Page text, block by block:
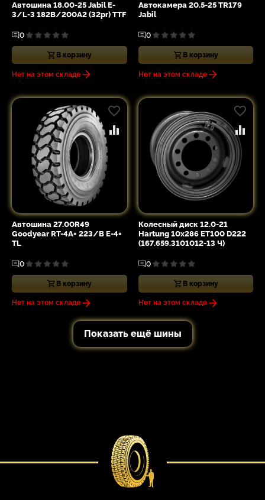
Автошина 18.00-25 Jabil E-
3/L-3 182B/200A2 (32pr) TTF
0
В корзину
Нет на этом складе
Автокамера 20.5-25 TR179
Jabil
0
В корзину
Нет на этом складе
Автошина 27.00R49
Goodyear RT-4A+ 223/B E-4+
TL
0
В корзину
Нет на этом складе
Колесный диск 12.0-21
Hartung 10x286 ET100 D222
(167.659.3101012-13 Ч)
0
В корзину
Нет на этом складе
Показать ещё шины